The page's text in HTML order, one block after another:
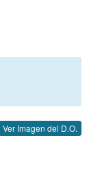
Ver Imagen del D.O.